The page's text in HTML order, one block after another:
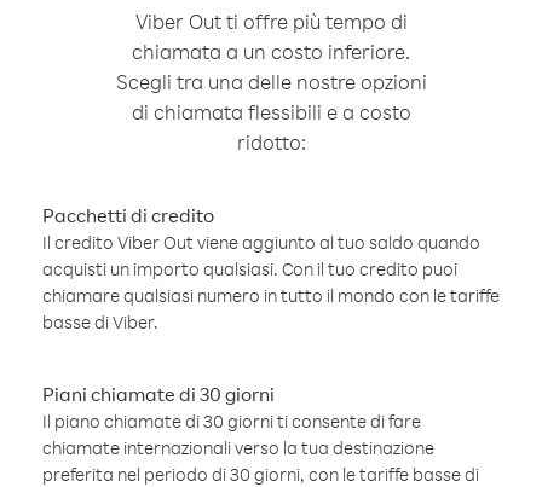
Viber Out ti offre più tempo di
chiamata a un costo inferiore.
Scegli tra una delle nostre opzioni
di chiamata flessibili e a costo
ridotto:
Pacchetti di credito
Il credito Viber Out viene aggiunto al tuo saldo quando
acquisti un importo qualsiasi. Con il tuo credito puoi
chiamare qualsiasi numero in tutto il mondo con le tariffe
basse di Viber.
Piani chiamate di 30 giorni
Il piano chiamate di 30 giorni ti consente di fare
chiamate internazionali verso la tua destinazione
preferita nel periodo di 30 giorni, con le tariffe basse di